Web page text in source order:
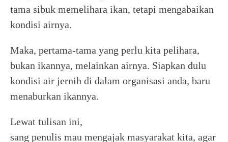
tama sibuk memelihara ikan, tetapi mengabaikan
kondisi airnya.
Maka, pertama-tama yang perlu kita pelihara,
bukan ikannya, melainkan airnya. Siapkan dulu
kondisi air jernih di dalam organisasi anda, baru
menaburkan ikannya.
Lewat tulisan ini,
sang penulis mau mengajak masyarakat kita, agar